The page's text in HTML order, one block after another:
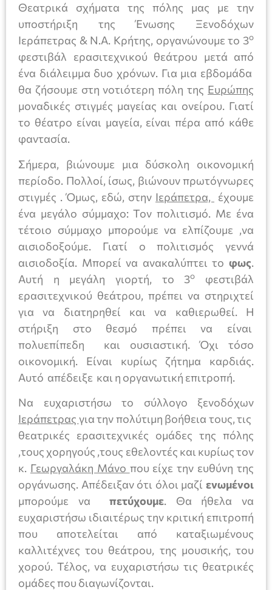
Θεατρικά σχήματα της πόλης μας με την
υποστήριξη της Ένωσης Ξενοδόχων
Ιεράπετρας & Ν.Α. Κρήτης, οργανώνουμε το 3ο
φεστιβάλ ερασιτεχνικού θεάτρου μετά από
ένα διάλειμμα δυο χρόνων. Για μια εβδομάδα
θα ζήσουμε στη νοτιότερη πόλη της Ευρώπης
μοναδικές στιγμές μαγείας και ονείρου. Γιατί
το θέατρο είναι μαγεία, είναι πέρα από κάθε
φαντασία.
Σήμερα, βιώνουμε μια δύσκολη οικονομική
περίοδο. Πολλοί, ίσως, βιώνουν πρωτόγνωρες
στιγμές . Όμως, εδώ, στην Ιεράπετρα,
έχουμε
ένα μεγάλο σύμμαχο: Τον πολιτισμό. Με ένα
τέτοιο σύμμαχο μπορούμε να ελπίζουμε ,να
αισιοδοξούμε. Γιατί ο πολιτισμός γεννά
αισιοδοξία. Μπορεί να ανακαλύπτει το φως.
Αυτή η μεγάλη γιορτή, το 3ο
φεστιβάλ
ερασιτεχνικού θεάτρου, πρέπει να στηριχτεί
για να διατηρηθεί και να καθιερωθεί. Η
στήριξη στο θεσμό πρέπει να είναι
πολυεπίπεδη και ουσιαστική. Όχι τόσο
οικονομική. Είναι κυρίως ζήτημα καρδιάς.
Αυτό απέδειξε και η οργανωτική επιτροπή.
Να ευχαριστήσω το σύλλογο ξενοδόχων
Ιεράπετρας για την πολύτιμη βοήθεια τους, τις
θεατρικές ερασιτεχνικές ομάδες της πόλης
,τους χορηγούς ,τους εθελοντές και κυρίως τον
κ. Γεωργαλάκη Μάνο που είχε την ευθύνη της
οργάνωσης. Απέδειξαν ότι όλοι μαζί ενωμένοι
μπορούμε να πετύχουμε. Θα ήθελα να
ευχαριστήσω ιδιαιτέρως την κριτική επιτροπή
που αποτελείται από καταξιωμένους
καλλιτέχνες του θεάτρου, της μουσικής, του
χορού. Τέλος, να ευχαριστήσω τις θεατρικές
ομάδες που διαγωνίζονται.